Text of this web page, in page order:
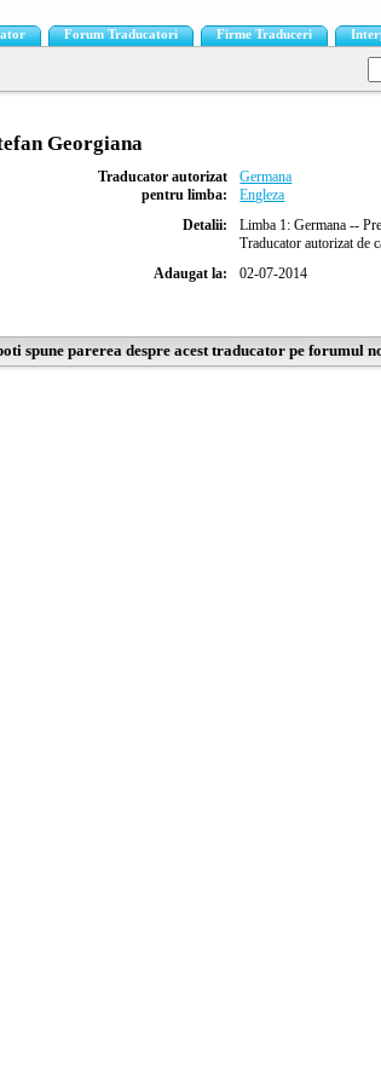
Forum Traducatori Firme Traduceri
Georgiana
Traducator autorizat
pentru limba:
Germana
Engleza
Detalii:
Limba 1: Germana --
Traducator autorizat de
Adaugat la:
02-07-2014
spune parerea despre acest traducator pe forumul